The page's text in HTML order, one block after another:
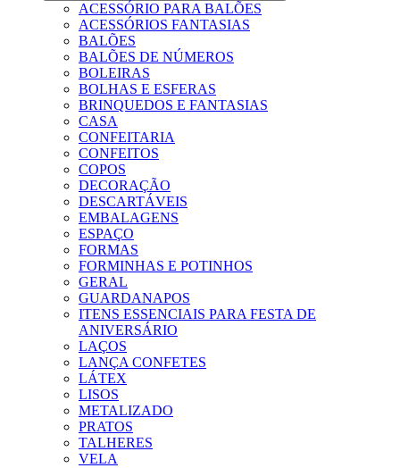
ACESSÓRIO PARA BALÕES
ACESSÓRIOS FANTASIAS
BALÕES
BALÕES DE NÚMEROS
BOLEIRAS
BOLHAS E ESFERAS
BRINQUEDOS E FANTASIAS
CASA
CONFEITARIA
CONFEITOS
COPOS
DECORAÇÃO
DESCARTÁVEIS
EMBALAGENS
ESPAÇO
FORMAS
FORMINHAS E POTINHOS
GERAL
GUARDANAPOS
ITENS ESSENCIAIS PARA FESTA DE
ANIVERSÁRIO
LAÇOS
LANÇA CONFETES
LÁTEX
LISOS
METALIZADO
PRATOS
TALHERES
VELA